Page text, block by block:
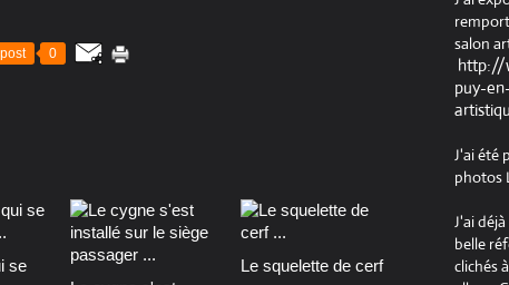
0
se
Le squelette de cerf
salon
http://
puy-
J'ai été
photos
J'ai
belle
clichés